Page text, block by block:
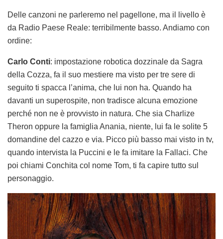
Delle canzoni ne parleremo nel pagellone, ma il livello è
da Radio Paese Reale: terribilmente basso. Andiamo con
ordine:
Carlo Conti: impostazione robotica dozzinale da Sagra
della Cozza, fa il suo mestiere ma visto per tre sere di
seguito ti spacca l’anima, che lui non ha. Quando ha
davanti un superospite, non tradisce alcuna emozione
perché non ne è provvisto in natura. Che sia Charlize
Theron oppure la famiglia Anania, niente, lui fa le solite 5
domandine del cazzo e via. Picco più basso mai visto in tv,
quando intervista la Puccini e le fa imitare la Fallaci. Che
poi chiami Conchita col nome Tom, ti fa capire tutto sul
personaggio.